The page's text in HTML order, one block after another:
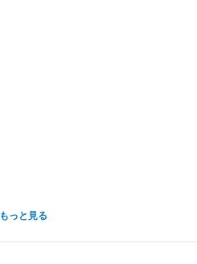
もっと見る